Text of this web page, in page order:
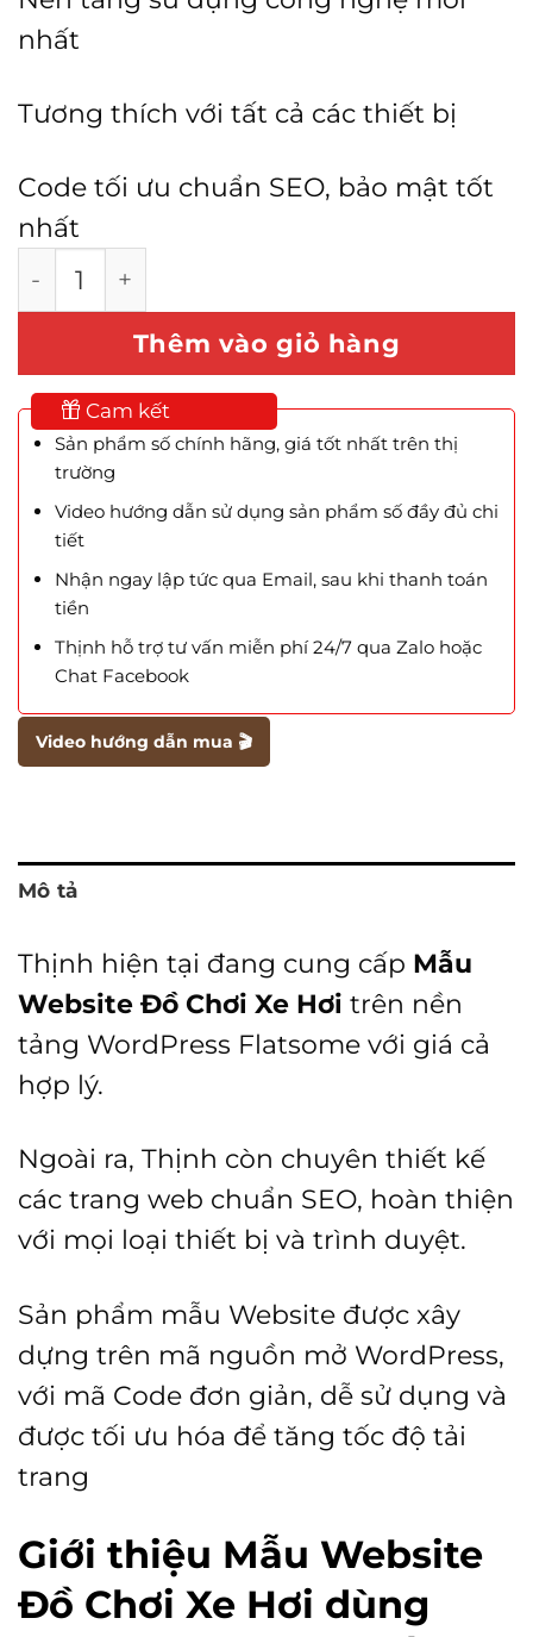
nhất
Tương thích với tất cả các thiết bị
Code tối ưu chuẩn SEO, bảo mật tốt
nhất
Mẫu Website Đồ Chơi Xe Hơi số lượng
Thêm vào giỏ hàng
Cam kết
Sản phẩm số chính hãng, giá tốt nhất trên thị
trường
Video hướng dẫn sử dụng sản phẩm số đầy đủ chi
tiết
Nhận ngay lập tức qua Email, sau khi thanh toán
tiền
Thịnh hỗ trợ tư vấn miễn phí 24/7 qua Zalo hoặc
Chat Facebook
Video hướng dẫn mua 🎬
Mô tả
Thịnh hiện tại đang cung cấp Mẫu
Website Đồ Chơi Xe Hơi trên nền
tảng WordPress Flatsome với giá cả
hợp lý.
Ngoài ra, Thịnh còn chuyên thiết kế
các trang web chuẩn SEO, hoàn thiện
với mọi loại thiết bị và trình duyệt.
Sản phẩm mẫu Website được xây
dựng trên mã nguồn mở WordPress,
với mã Code đơn giản, dễ sử dụng và
được tối ưu hóa để tăng tốc độ tải
trang
Giới thiệu Mẫu Website
Đồ Chơi Xe Hơi dùng